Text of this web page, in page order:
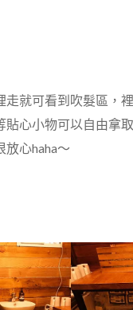
走就可看到吹髮區，
貼心小物可以自由拿
放心haha～